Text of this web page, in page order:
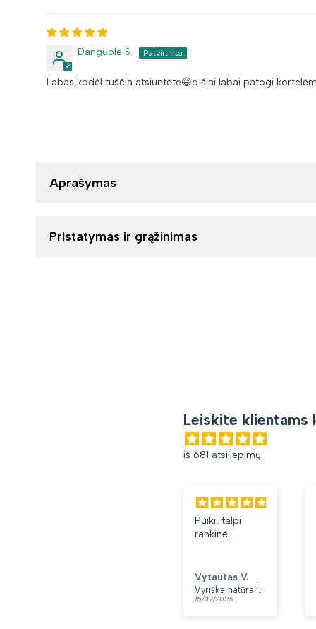
Danguolė S.
Labas,kodėl tuščia atsiuntėte😄o šiai labai patogi
Aprašymas
Pristatymas ir grąžinimas
Leiskite klientams
iš 681 atsiliepimų
Puiki, talpi
rankinė.
Vytautas V.
15/07/2026